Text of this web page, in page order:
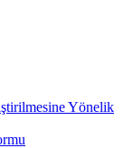
Yönelik